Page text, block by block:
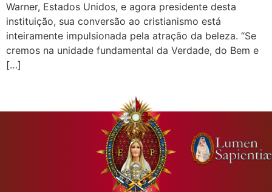
Warner, Estados Unidos, e agora presidente desta
instituição, sua conversão ao cristianismo está
inteiramente impulsionada pela atração da beleza. “Se
cremos na unidade fundamental da Verdade, do Bem e
[…]